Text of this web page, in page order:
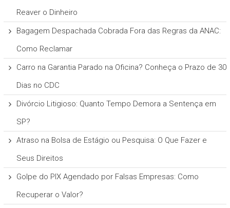
Reaver o Dinheiro
Bagagem Despachada Cobrada Fora das Regras da ANAC:
Como Reclamar
Carro na Garantia Parado na Oficina? Conheça o Prazo de 30
Dias no CDC
Divórcio Litigioso: Quanto Tempo Demora a Sentença em
SP?
Atraso na Bolsa de Estágio ou Pesquisa: O Que Fazer e
Seus Direitos
Golpe do PIX Agendado por Falsas Empresas: Como
Recuperar o Valor?